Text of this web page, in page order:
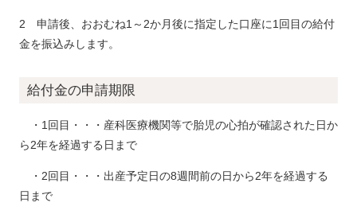
2 申請後、おおむね1～2か月後に指定した口座に1回目の給付
金を振込みします。
給付金の申請期限
・1回目・・・産科医療機関等で胎児の心拍が確認された日か
ら2年を経過する日まで
・2回目・・・出産予定日の8週間前の日から2年を経過する
日まで